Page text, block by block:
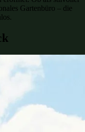
Gartenbüro – die